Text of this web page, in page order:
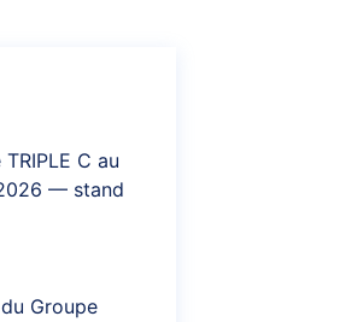
C au
— stand
Groupe